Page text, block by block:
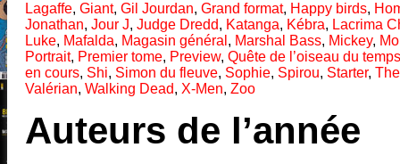
Lagaffe, Giant, Gil Jourdan, Grand format, Happy birds,
Jonathan, Jour J, Judge Dredd, Katanga, Kébra, Lacrima
Luke, Mafalda, Magasin général , Marshal Bass, Mickey,
Portrait, Premier tome, Preview, Quête de l’oiseau du temps
en cours, Shi, Simon du fleuve, Sophie, Spirou, Starter,
Valérian, Walking Dead, X-Men, Zoo
Auteurs de l’année